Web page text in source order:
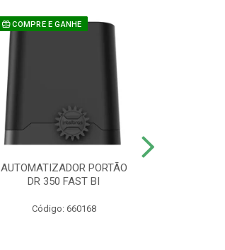
COMPRE E GANHE
AUTOMATIZADOR PORTÃO
DR 350 FAST BI
Código: 660168